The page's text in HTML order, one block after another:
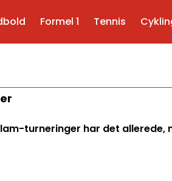
Formel 1 Tennis
turneringer har det